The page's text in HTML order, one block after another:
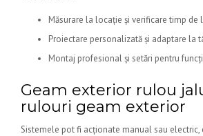
Măsurare la locație și verificare timp de
Proiectare personalizată și adaptare la
Montaj profesional și setări pentru
Geam exterior rulou
rulouri geam exterior
Sistemele pot fi acționate manual sau electric,